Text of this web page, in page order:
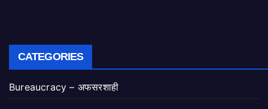
CATEGORIES
Bureaucracy – अफसरशाही